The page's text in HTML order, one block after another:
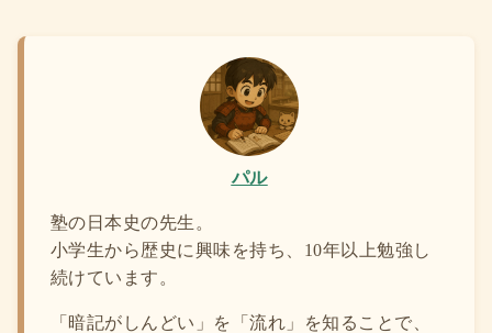
パル
塾の日本史の先生。
小学生から歴史に興味を持ち、10年以上勉強し
続けています。
「暗記がしんどい」を「流れ」を知ることで、